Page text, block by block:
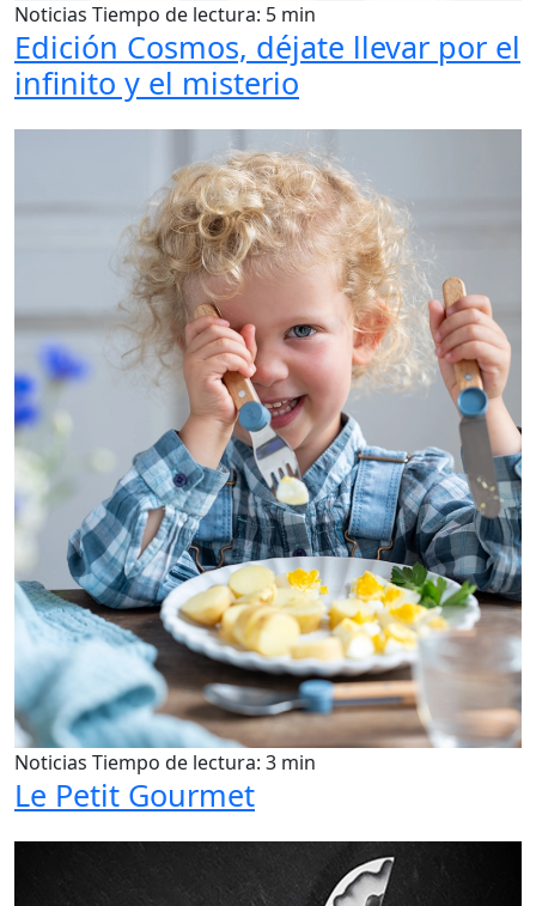
Noticias Tiempo de lectura: 5 min
Edición Cosmos, déjate llevar por el
infinito y el misterio
Noticias Tiempo de lectura: 3 min
Le Petit Gourmet